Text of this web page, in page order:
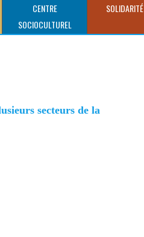
CENTRE
SOCIOCULTUREL
SOLIDARITÉ
secteurs de la